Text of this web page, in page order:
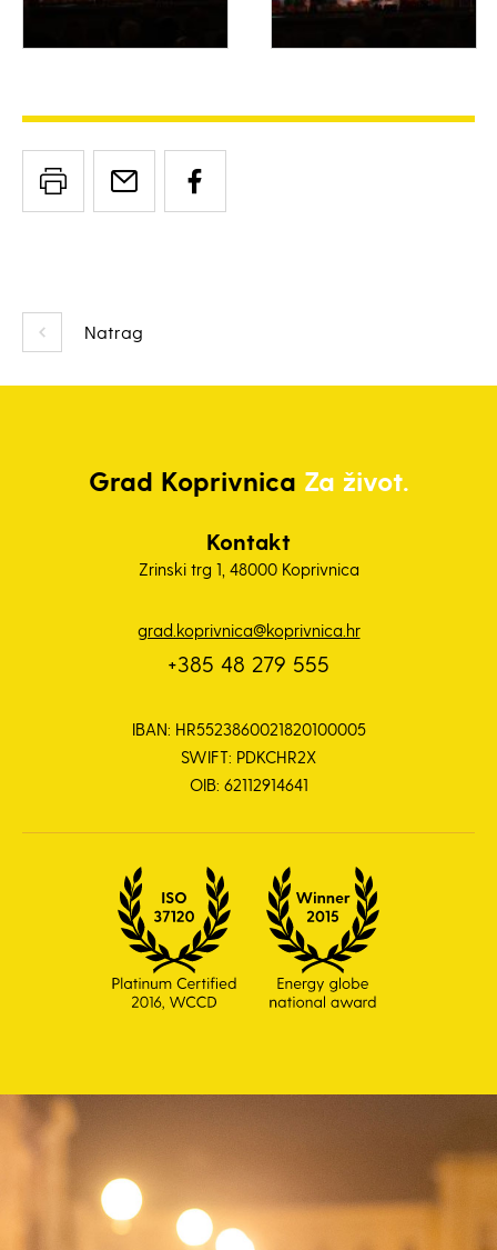
Natrag
Grad Koprivnica Za život.
Kontakt
Zrinski trg 1, 48000 Koprivnica
grad.koprivnica@koprivnica.hr
+385 48 279 555
IBAN: HR5523860021820100005
SWIFT: PDKCHR2X
OIB: 62112914641